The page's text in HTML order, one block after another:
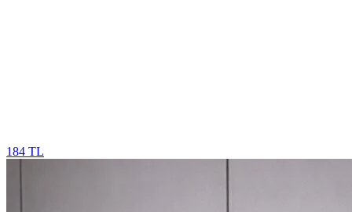
184 TL